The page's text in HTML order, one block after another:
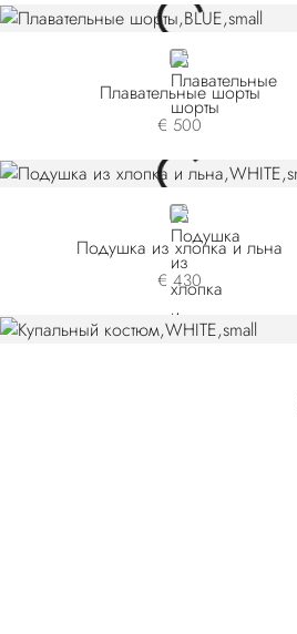
BLUE
Плавательные шорты
€ 500
WHITE
Подушка из хлопка и льна
€ 430